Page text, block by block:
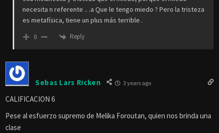
necesita n referente .. .a Que le tengo miedo ? Pero la tristeza
es metafísica, tiene un plus más terrible .
0 Reply
Sebas Lars Ricken 3 years ago
CALIFICACION 6
Pese al esfuerzo supremo de Melika Foroutan, quien nos brinda una
clase